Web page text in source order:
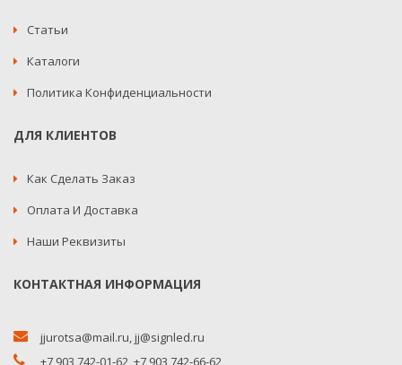
Статьи
Каталоги
Политика Конфиденциальности
ДЛЯ КЛИЕНТОВ
Как Сделать Заказ
Оплата И Доставка
Наши Реквизиты
КОНТАКТНАЯ ИНФОРМАЦИЯ
jjurotsa@mail.ru,jj@signled.ru
+7 903 742-01-62, +7 903 742-66-62